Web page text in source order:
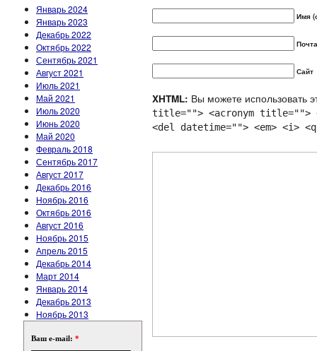
Январь 2024
Январь 2023
Декабрь 2022
Октябрь 2022
Сентябрь 2021
Август 2021
Июль 2021
Май 2021
Июль 2020
Июнь 2020
Май 2020
Февраль 2018
Сентябрь 2017
Август 2017
Декабрь 2016
Ноябрь 2016
Октябрь 2016
Август 2016
Ноябрь 2015
Апрель 2015
Декабрь 2014
Март 2014
Январь 2014
Декабрь 2013
Ноябрь 2013
Ваш e-mail: *
Имя
Сайт
XHTML: Вы можете использовать
title=""> <acronym title="">
<del datetime=""> <em> <i>